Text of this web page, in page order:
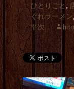
ひとりごと,
ぐれラーメン,
平次